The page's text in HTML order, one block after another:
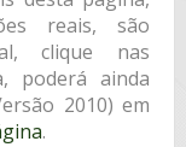
reais, são
clique nas
poderá ainda
2010) em
.